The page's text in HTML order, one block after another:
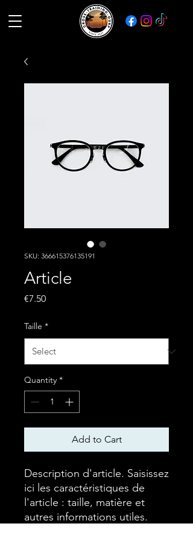
SKU: 366615376135191
Article
€7.50Price
Taille *
Quantity *
Add to Cart
Description d'article. Saisissez
ici les caractéristiques de
l'article : taille, matière et
autres informations utiles.